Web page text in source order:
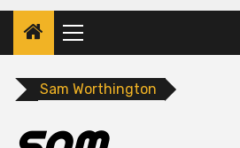
Primary
Menu
Sam Worthington